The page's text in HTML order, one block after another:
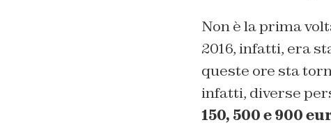
Non è la prima
2016, infatti, era
queste ore sta
infatti, diverse
150, 500 e 900